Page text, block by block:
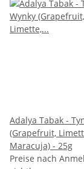
Adalya Tabak -
(Grapefruit,
Maracuja) - 25g
Preise nach